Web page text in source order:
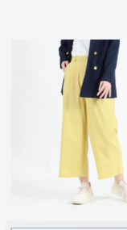
「見えても素
ウエスト総ゴムで楽
ンで、上品きれい見